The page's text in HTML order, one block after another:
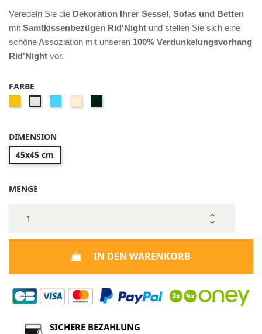
Veredeln Sie die Dekoration Ihrer Sessel, Sofas und Betten
mit Samtkissenbezügen Rid'Night und stellen Sie sich eine
schöne Assoziation mit unseren 100% Verdunkelungsvorhang
Rid'Night vor.
FARBE
DIMENSION
45x45 cm
MENGE
IN DEN WARENKORB
SICHERE BEZAHLUNG